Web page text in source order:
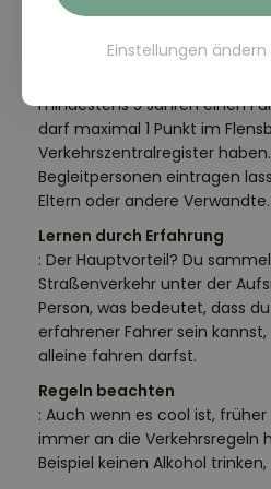
Fahrerlaubnis, die nur mit
Begleitperson
mindestens 5 Jahren einen
darf maximal 1 Punkt im
Verkehrszentralregister
Begleitpersonen eintragen
Eltern oder andere Verwandte.
Lernen durch Erfahrung
: Der Hauptvorteil? Du
Straßenverkehr unter der
Person, was bedeutet, dass
erfahrener Fahrer sein
alleine fahren darfst.
Regeln beachten
: Auch wenn es cool ist,
immer an die Verkehrsregeln
Beispiel keinen Alkohol
Einstellungen ändern